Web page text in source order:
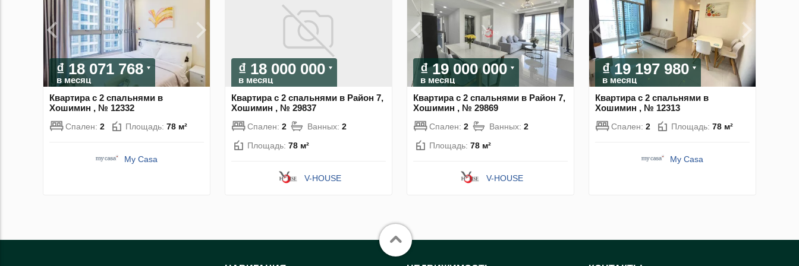
₫ 18 071 768
в месяц
Квартира с 2 спальнями в
Хошимин , № 12332
Спален: 2 Площадь: 78 м²
My Casa
₫ 18 000 000
в месяц
Квартира с 2 спальнями в Район 7,
Хошимин , № 29837
Спален: 2 Ванных: 2
Площадь: 78 м²
V-HOUSE
₫ 19 000 000
в месяц
Квартира с 2 спальнями в Район 7,
Хошимин , № 29869
Спален: 2 Ванных: 2
Площадь: 78 м²
V-HOUSE
₫ 19 197 980
в месяц
Квартира с 2 спальнями в
Хошимин , № 12313
Спален: 2 Площадь: 78 м²
My Casa